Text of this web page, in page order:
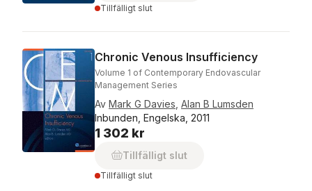
Tillfälligt slut
Chronic Venous Insufficiency
Volume 1 of Contemporary Endovascular
Management Series
Av Mark G Davies Alan B Lumsden
Inbunden, Engelska, 2011
1 302 kr
Tillfälligt slut
Tillfälligt slut